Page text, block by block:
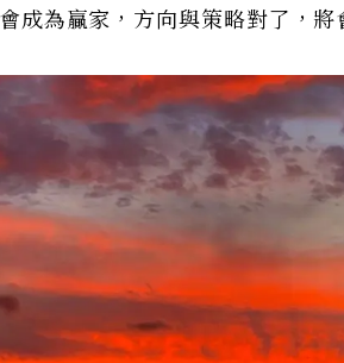
成為贏家，方向與策略對了，將